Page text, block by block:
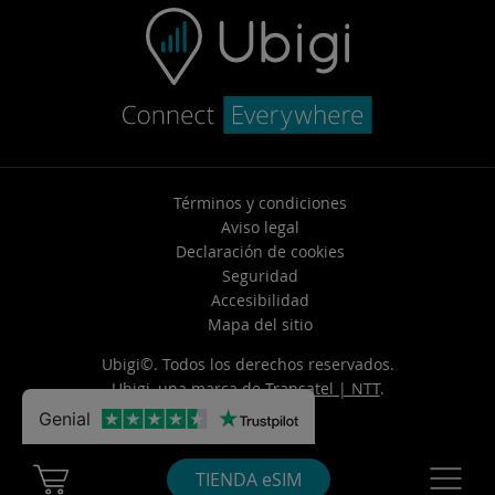
TIENDA eSIM
Términos y condiciones
Aviso legal
Declaración de cookies
Seguridad
Accesibilidad
Mapa del sitio
Ubigi©. Todos los derechos reservados.
Ubigi, una marca deTransatel | NTT.
Genial